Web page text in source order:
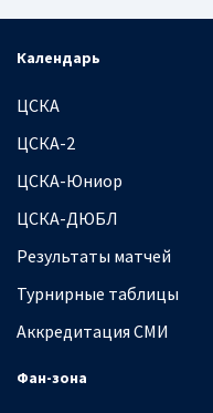
Календарь
ЦСКА
ЦСКА-2
ЦСКА-Юниор
ЦСКА-ДЮБЛ
Результаты матчей
Турнирные таблицы
Аккредитация СМИ
Фан-зона